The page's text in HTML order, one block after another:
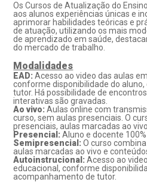
Os Cursos de Atualização do
aos alunos experiências únicas e
aprimorar habilidades teóricas e
de atuação, utilizando os mais
de aprendizado em saúde,
do mercado de trabalho.
Modalidades
EAD:Acesso ao video das aulas
conforme disponibilidade do
tutor. Há possibilidade de
interativas são gravadas.
Ao vivo: Aulas online com
curso, sem aulas presenciais. O
presenciais, aulas marcadas ao
Presencial:Aluno e docente
Semipresencial:O curso
aulas marcadas ao vivo e
Autoinstrucional:Acesso ao
educacional, conforme
acompanhamento de tutor.